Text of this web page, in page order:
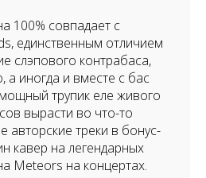
100% совпадает с
единственным отличием
слэпового контрабаса,
а иногда и вместе с бас
трупик еле живого
вырасти во что-то
авторские треки в бонус-
кавер на легендарных
Meteors на концертах.